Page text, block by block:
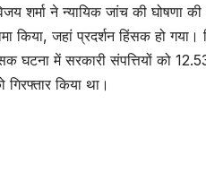
शर्मा ने न्यायिक जांच की घोषणा
जहां प्रदर्शन हिंसक हो
घटना में सरकारी संपत्तियों को
किया था।